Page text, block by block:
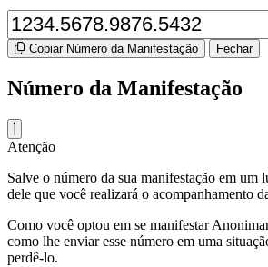
Copiar Número da Manifestação Fechar
Número da Manifestação
Atenção
Salve o número da sua manifestação em um
dele que você realizará o acompanhamento
Como você optou em se manifestar
como lhe enviar esse número em uma
perdê-lo.